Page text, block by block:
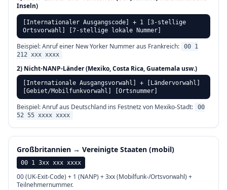
Inseln)
[Internationaler Ausgangscode] + 1 [3-stellige
Ortsvorwahl] [7-stellige lokale Nummer]
Beispiel: Anruf einer New Yorker Nummer aus Frankreich:
00 1
212 xxx xxxx
2) Nicht-NANP-Länder (Mexiko, Costa Rica, Guatemala usw.)
[Internationale Ausgangsvorwahl] + [Ländervorwahl]
[Gebiet/Mobilfunkvorwahl] [Ortsnummer]
Beispiel: Anruf aus Deutschland ins Festnetz von Mexiko-Stadt:
00
52 55 xxxx xxxx
Großbritannien → Vereinigte Staaten (mobil)
00 1 3xx xxx xxxx
00 (UK-Exit-Code) + 1 (NANP) + 3xx (Mobilfunk-/Ortsvorwahl) +
Teilnehmernummer.